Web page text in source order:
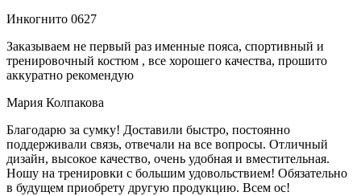
Инкогнито 0627
Заказываем не первый раз именные пояса, спортивный и
тренировочный костюм , все хорошего качества, прошито
аккуратно рекомендую
Мария Колпакова
Благодарю за сумку! Доставили быстро, постоянно
поддерживали связь, отвечали на все вопросы. Отличный
дизайн, высокое качество, очень удобная и вместительная.
Ношу на тренировки с большим удовольствием! Обязательно
в будущем приобрету другую продукцию. Всем ос!